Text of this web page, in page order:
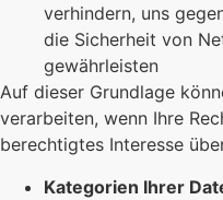
verhindern, uns
die Sicherheit von
gewährleisten
Auf dieser Grundlage
verarbeiten, wenn Ihre
berechtigtes Interesse
Kategorien Ihrer